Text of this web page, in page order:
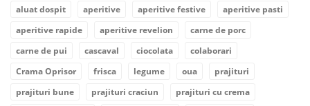
aluat dospit aperitive aperitive festive
aperitive pasti
aperitive rapide
aperitive revelion
carne de porc
carne de pui
cascaval ciocolata
colaborari
Crama Oprisor
frisca legume oua
prajituri
prajituri bune
prajituri craciun
prajituri cu crema